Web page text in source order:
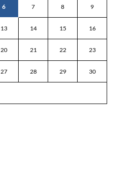
6 7 8 9
13 14 15 16
20 21 22 23
27 28 29 30